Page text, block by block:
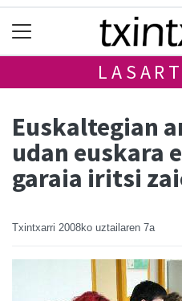
Euskaltegian
udan euskara
garaia iritsi
Txintxarri 2008ko uztailaren 7a